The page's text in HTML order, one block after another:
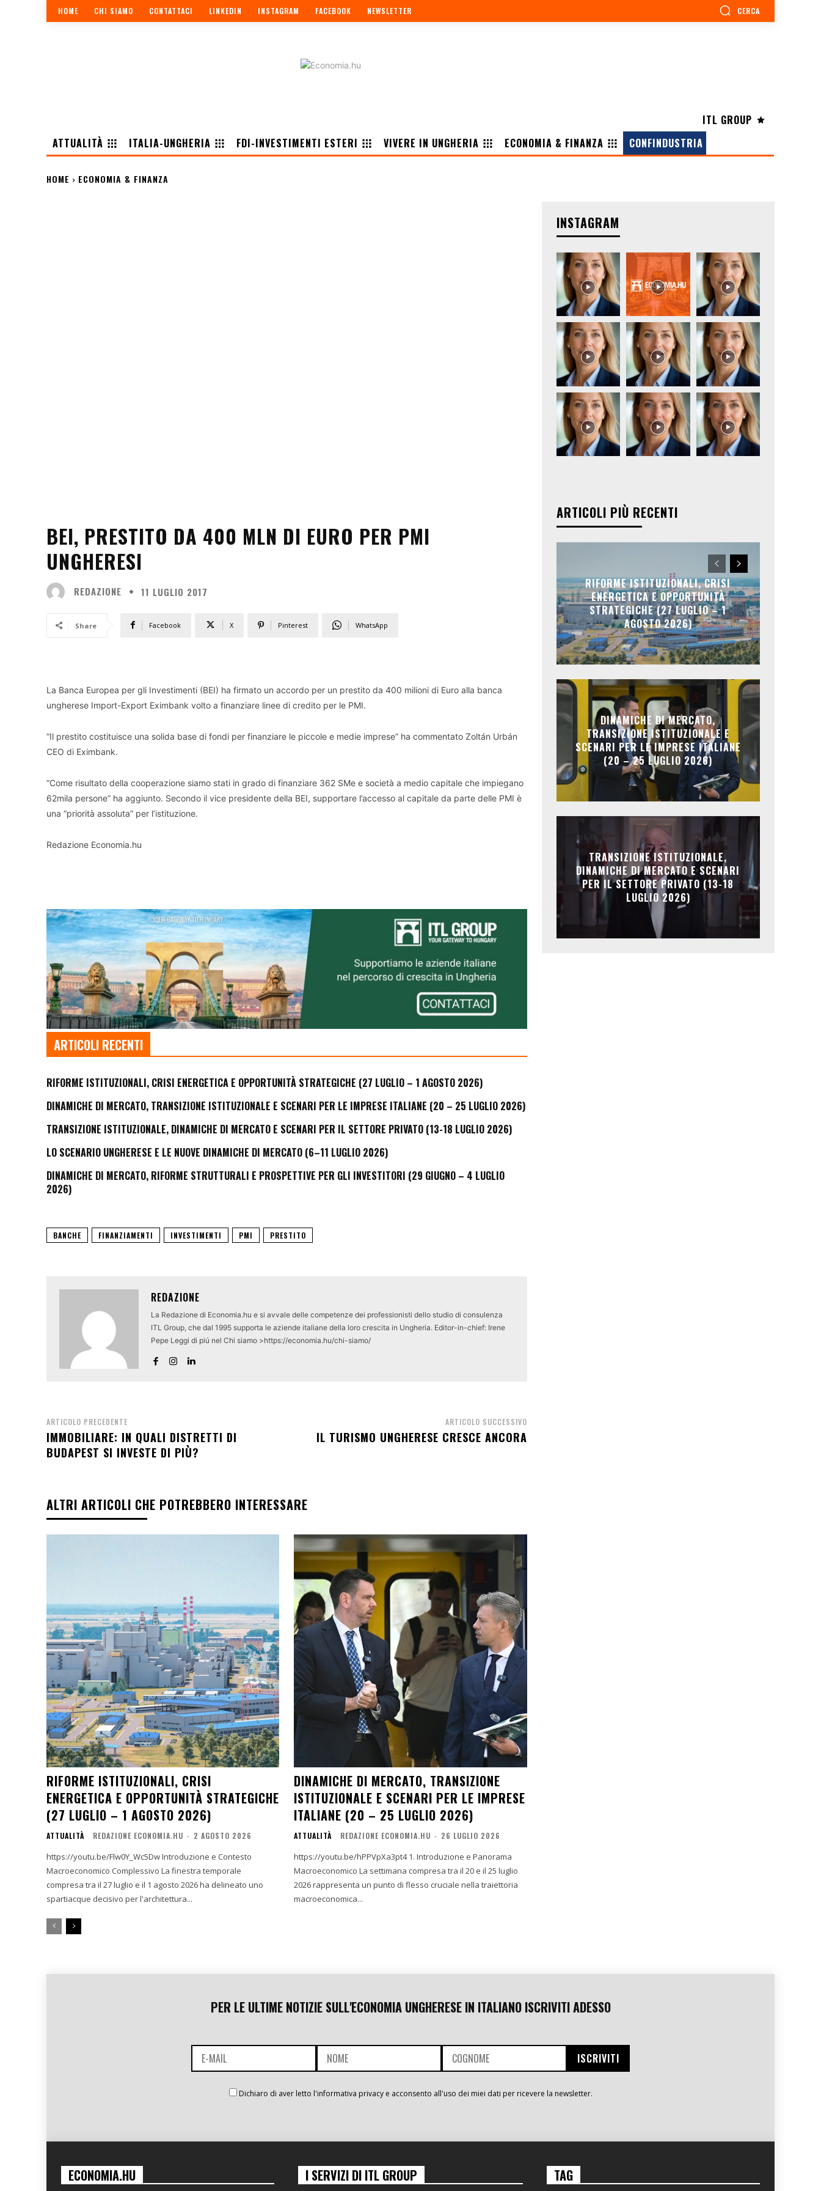
HOME CHI SIAMO CONTATTACI LINKEDIN INSTAGRAM FACEBOOK NEWSLETTER CERCA
ITL GROUP
ATTUALITÀ
ITALIA-UNGHERIA FDI-INVESTIMENTI ESTERI VIVERE IN UNGHERIA ECONOMIA & FINANZA CONFINDUSTRIA
HOME ECONOMIA & FINANZA
BEI, PRESTITO DA 400 MLN DI EURO PER PMI
UNGHERESI
REDAZIONE 11 LUGLIO 2017
Share Facebook X Pinterest WhatsApp
La Banca Europea per gli Investimenti (BEI) ha firmato un accordo per un prestito da 400 milioni di Euro alla banca
ungherese Import-Export Eximbank volto a finanziare linee di credito per le PMI.
“Il prestito costituisce una solida base di fondi per finanziare le piccole e medie imprese” ha commentato Zoltán Urbán
CEO di Eximbank.
“Come risultato della cooperazione siamo stati in grado di finanziare 362 SMe e società a medio capitale che impiegano
62mila persone” ha aggiunto. Secondo il vice presidente della BEI, supportare l’accesso al capitale da parte delle PMI è
una “priorità assoluta” per l’istituzione.
Redazione Economia.hu
ARTICOLI RECENTI
RIFORME ISTITUZIONALI, CRISI ENERGETICA E OPPORTUNITÀ STRATEGICHE (27 LUGLIO – 1 AGOSTO 2026)
DINAMICHE DI MERCATO, TRANSIZIONE ISTITUZIONALE E SCENARI PER LE IMPRESE ITALIANE (20 – 25 LUGLIO 2026)
TRANSIZIONE ISTITUZIONALE, DINAMICHE DI MERCATO E SCENARI PER IL SETTORE PRIVATO (13-18 LUGLIO 2026)
LO SCENARIO UNGHERESE E LE NUOVE DINAMICHE DI MERCATO (6–11 LUGLIO 2026)
DINAMICHE DI MERCATO, RIFORME STRUTTURALI E PROSPETTIVE PER GLI INVESTITORI (29 GIUGNO – 4 LUGLIO
2026)
BANCHE FINANZIAMENTI INVESTIMENTI PMI PRESTITO
REDAZIONE
La Redazione di Economia.hu e si avvale delle competenze dei professionisti dello studio di consulenza
ITL Group, che dal 1995 supporta le aziende italiane della loro crescita in Ungheria. Editor-in-chief: Irene
Pepe Leggi di piú nel Chi siamo >https://economia.hu/chi-siamo/
ARTICOLO PRECEDENTE
IMMOBILIARE: IN QUALI DISTRETTI DI
BUDAPEST SI INVESTE DI PIÙ?
ARTICOLO SUCCESSIVO
IL TURISMO UNGHERESE CRESCE ANCORA
ALTRI ARTICOLI CHE POTREBBERO INTERESSARE
RIFORME ISTITUZIONALI, CRISI
ENERGETICA E OPPORTUNITÀ STRATEGICHE
(27 LUGLIO – 1 AGOSTO 2026)
ATTUALITÀ REDAZIONE ECONOMIA.HU - 2 AGOSTO 2026
https://youtu.be/Flw0Y_Wc5Dw Introduzione e Contesto
Macroeconomico Complessivo La finestra temporale
compresa tra il 27 luglio e il 1 agosto 2026 ha delineato uno
spartiacque decisivo per l'architettura...
DINAMICHE DI MERCATO, TRANSIZIONE
ISTITUZIONALE E SCENARI PER LE IMPRESE
ITALIANE (20 – 25 LUGLIO 2026)
ATTUALITÀ REDAZIONE ECONOMIA.HU - 26 LUGLIO 2026
https://youtu.be/hPPVpXa3pt4 1. Introduzione e Panorama
Macroeconomico La settimana compresa tra il 20 e il 25 luglio
2026 rappresenta un punto di flesso cruciale nella traiettoria
macroeconomica...
INSTAGRAM
ARTICOLI PIÙ RECENTI
RIFORME ISTITUZIONALI, CRISI
ENERGETICA E OPPORTUNITÀ
STRATEGICHE (27 LUGLIO – 1
AGOSTO 2026)
DINAMICHE DI MERCATO,
TRANSIZIONE ISTITUZIONALE E
SCENARI PER LE IMPRESE ITALIANE
(20 – 25 LUGLIO 2026)
TRANSIZIONE ISTITUZIONALE,
DINAMICHE DI MERCATO E SCENARI
PER IL SETTORE PRIVATO (13-18
LUGLIO 2026)
PER LE ULTIME NOTIZIE SULL'ECONOMIA UNGHERESE IN ITALIANO ISCRIVITI ADESSO
Dichiaro di aver letto l'informativa privacy e acconsento all'uso dei miei dati per ricevere la newsletter.
ECONOMIA.HU I SERVIZI DI ITL GROUP TAG